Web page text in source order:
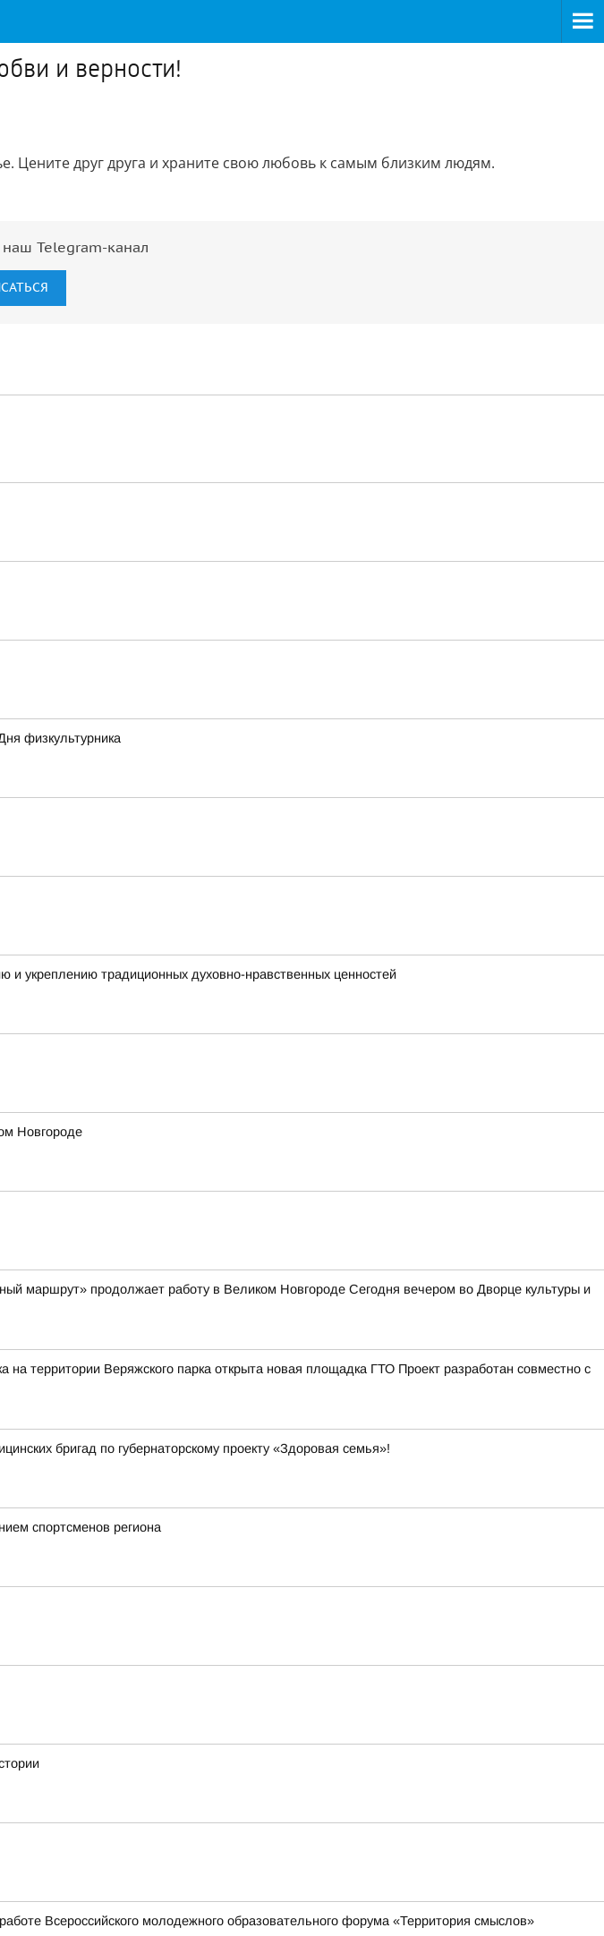
и верности!
Цените друг друга и храните свою любовь к самым близким людям.
Telegram-канал
физкультурника
и укреплению традиционных духовно-нравственных ценностей
Новгороде
маршрут» продолжает работу в Великом Новгороде Сегодня вечером во Дворце культуры и
территории Веряжского парка открыта новая площадка ГТО Проект разработан совместно с
бригад по губернаторскому проекту «Здоровая семья»!
спортсменов региона
Всероссийского молодежного образовательного форума «Территория смыслов»